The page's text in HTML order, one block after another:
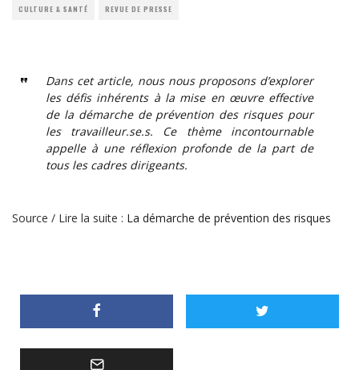
CULTURE & SANTÉ REVUE DE PRESSE
Dans cet article, nous nous proposons d’explorer
les défis inhérents à la mise en œuvre effective
de la démarche de prévention des risques pour
les travailleur.se.s. Ce thème incontournable
appelle à une réflexion profonde de la part de
tous les cadres dirigeants.
Source / Lire la suite : La démarche de prévention des risques